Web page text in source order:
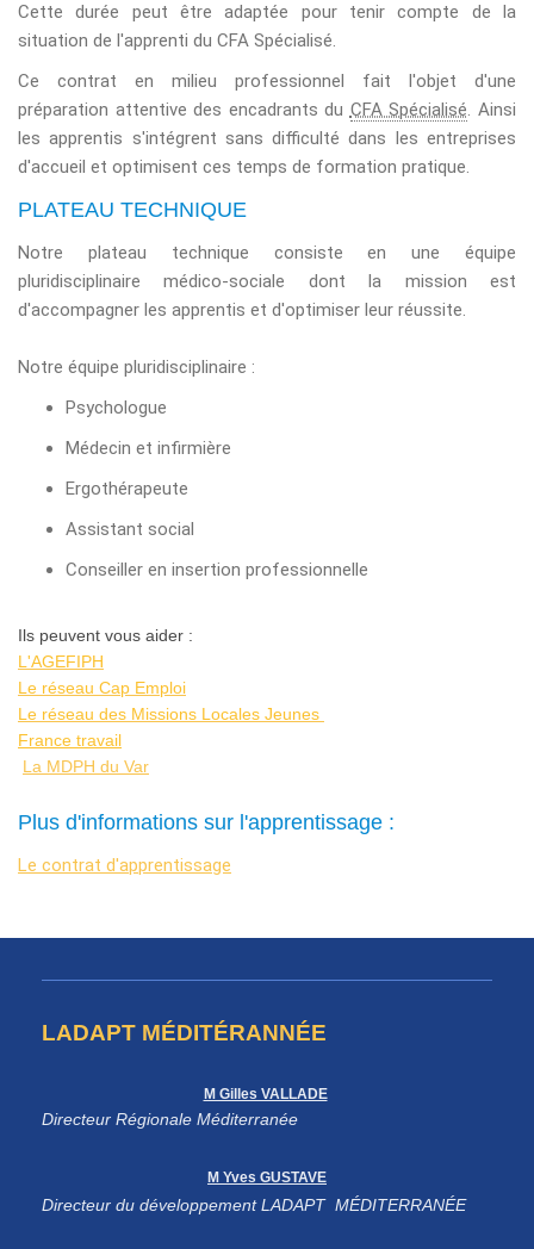
Cette durée peut être adaptée pour tenir compte de la
situation de l'apprenti du CFA Spécialisé.
Ce contrat en milieu professionnel fait l'objet d'une
préparation attentive des encadrants du CFA Spécialisé. Ainsi
les apprentis s'intégrent sans difficulté dans les entreprises
d'accueil et optimisent ces temps de formation pratique.
PLATEAU TECHNIQUE
Notre plateau technique consiste en une équipe
pluridisciplinaire médico-sociale dont la mission est
d'accompagner les apprentis et d'optimiser leur réussite.
Notre équipe pluridisciplinaire :
Psychologue
Médecin et infirmière
Ergothérapeute
Assistant social
Conseiller en insertion professionnelle
Ils peuvent vous aider :
L'AGEFIPH
Le réseau Cap Emploi
Le réseau des Missions Locales Jeunes
France travail
La MDPH du Var
Plus d'informations sur l'apprentissage :
Le contrat d'apprentissage
LADAPT MÉDITÉRANNÉE
M Gilles VALLADE
Directeur Régionale Méditerranée
M Yves GUSTAVE
Directeur du développement LADAPT MÉDITERRANÉE